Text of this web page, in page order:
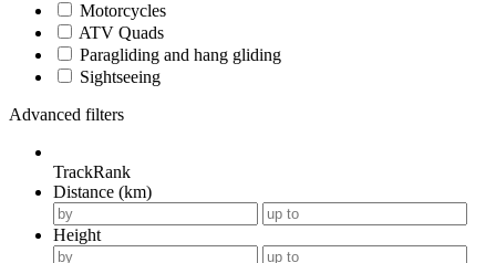
Motorcycles
ATV Quads
Paragliding and hang gliding
Sightseeing
Advanced filters
TrackRank
Distance (km)
Height